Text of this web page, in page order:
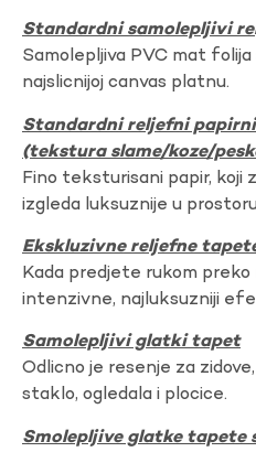
Standardni samolepljivi
Samolepljiva PVC mat
najslicnijoj canvas platnu.
Standardni reljefni
(tekstura slame/koze/
Fino teksturisani papir, koji
izgleda luksuznije u
Ekskluzivne reljefne
Kada predjete rukom preko
intenzivne, najluksuzniji
Samolepljivi glatki tapet
Odlicno je resenje za
staklo, ogledala i plocice.
Smolepljive glatke tapete